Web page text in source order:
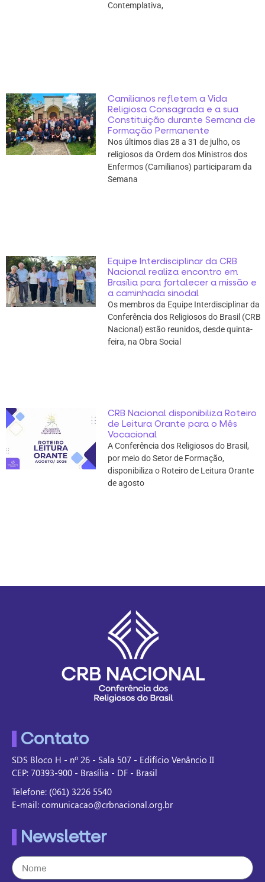
Contemplativa,
Camilianos refletem a Vida
Religiosa Consagrada e a sua
Constituição durante Semana de
Formação Permanente
Nos últimos dias 28 a 31 de julho, os
religiosos da Ordem dos Ministros dos
Enfermos (Camilianos) participaram da
Semana
Equipe Interdisciplinar da CRB
Nacional realiza encontro em
Brasília para fortalecer a missão e
a caminhada sinodal
Os membros da Equipe Interdisciplinar da
Conferência dos Religiosos do Brasil (CRB
Nacional) estão reunidos, desde quinta-
feira, na Obra Social
CRB Nacional disponibiliza Roteiro
de Leitura Orante para o Mês
Vocacional
A Conferência dos Religiosos do Brasil,
por meio do Setor de Formação,
disponibiliza o Roteiro de Leitura Orante
de agosto
Contato
SDS Bloco H - nº 26 - Sala 507 - Edifício Venâncio II
CEP: 70393-900 - Brasília - DF - Brasil
Telefone: (061) 3226 5540
E-mail: comunicacao@crbnacional.org.br
Newsletter